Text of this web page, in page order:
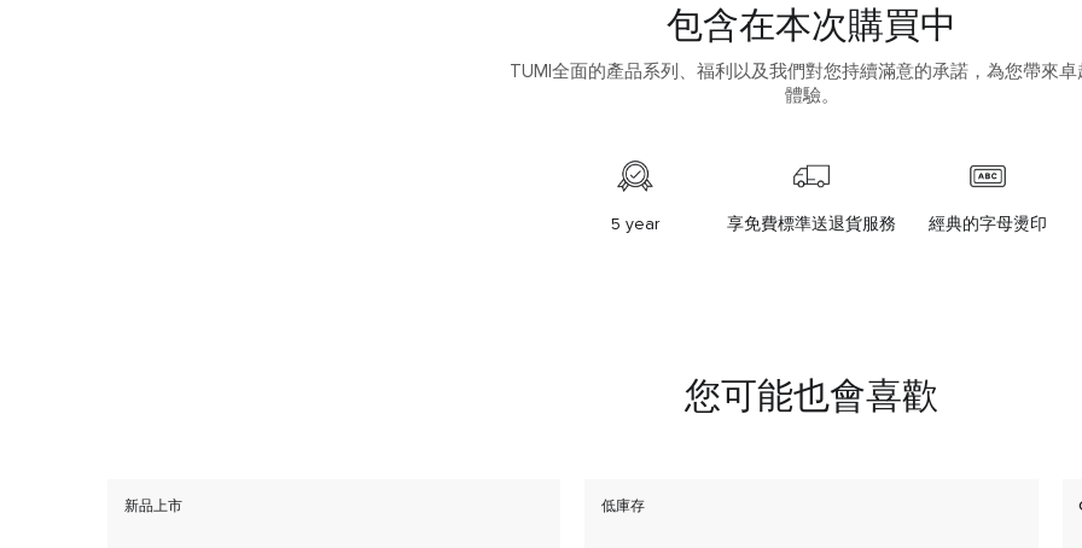
包含在本次購買中
TUMI全面的產品系列、福利以及我們對您持續滿意的承諾，為您帶來卓
體驗。
5 year 享免費標準送退貨服務 經典的字母燙印
您可能也會喜歡
新品上市 低庫存